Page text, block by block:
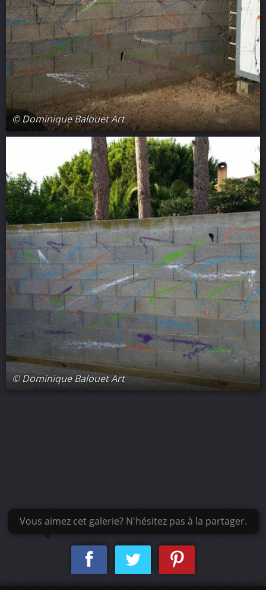
© Dominique Balouet Art
© Dominique Balouet Art
Vous aimez cet galerie? N'hésitez pas à la partager.